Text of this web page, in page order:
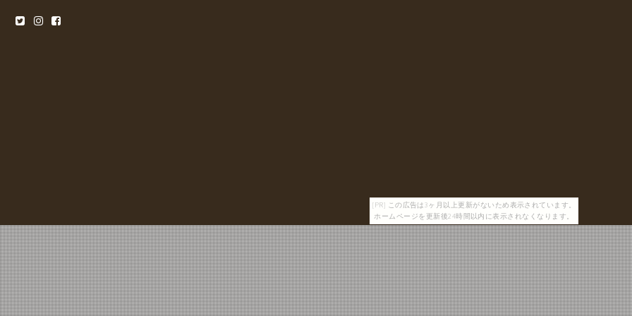
[PR] この広告は3ヶ月以上更新がないため表示されています。
ホームページを更新後24時間以内に表示されなくなります。